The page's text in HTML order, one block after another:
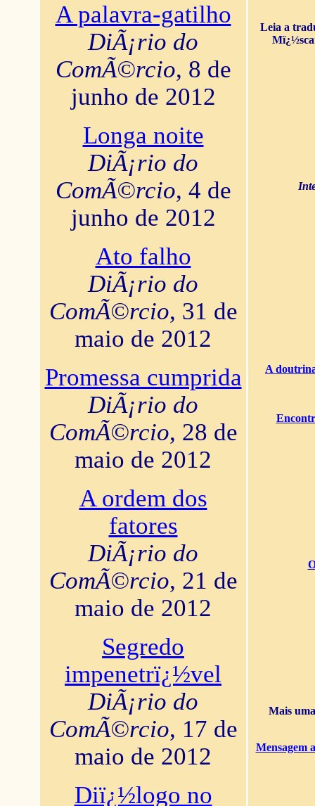
A palavra-gatilho
DiÃ¡rio do
ComÃ©rcio, 8 de
junho de 2012
Longa noite
DiÃ¡rio do
ComÃ©rcio, 4 de
junho de 2012
Ato falho
DiÃ¡rio do
ComÃ©rcio, 31 de
maio de 2012
Promessa cumprida
DiÃ¡rio do
ComÃ©rcio, 28 de
maio de 2012
A ordem dos
fatores
DiÃ¡rio do
ComÃ©rcio, 21 de
maio de 2012
Segredo
impenetrï¿½vel
DiÃ¡rio do
ComÃ©rcio, 17 de
maio de 2012
Diï¿½logo no
Leia a
A
Mais
Mensagem